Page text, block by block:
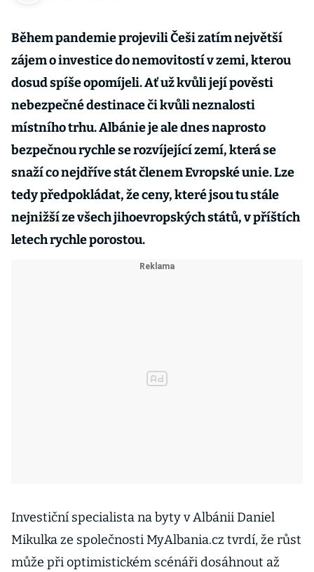
Během pandemie projevili Češi zatím největší
zájem o investice do nemovitostí v zemi, kterou
dosud spíše opomíjeli. Ať už kvůli její pověsti
nebezpečné destinace či kvůli neznalosti
místního trhu. Albánie je ale dnes naprosto
bezpečnou rychle se rozvíjející zemí, která se
snaží co nejdříve stát členem Evropské unie. Lze
tedy předpokládat, že ceny, které jsou tu stále
nejnižší ze všech jihoevropských států, v příštích
letech rychle porostou.
Investiční specialista na byty v Albánii Daniel
Mikulka ze společnosti MyAlbania.cz tvrdí, že růst
může při optimistickém scénáři dosáhnout až